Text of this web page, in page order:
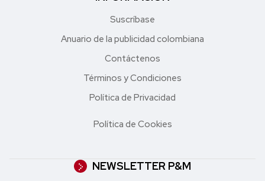
Suscríbase
Anuario de la publicidad colombiana
Contáctenos
Términos y Condiciones
Política de Privacidad
Política de Cookies
NEWSLETTER P&M